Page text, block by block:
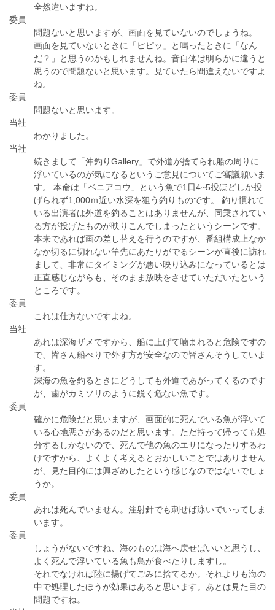
全然違いますね。
委員
問題ないと思いますが、画面を見ていないのでしょうね。
画面を見ていないときに「ピピッ」と鳴ったときに「なん
だ？」と思うのかもしれませんね。音自体は明らかに違うと
思うので問題ないと思います。見ていたら間違えないですよ
ね。
委員
問題ないと思います。
当社
わかりました。
当社
続きまして「沖釣りGallery」で外道が捨てられ船の周りに
浮いているのが気になるというご意見についてご審議願いま
す。 本命は「ベニアコウ」という魚で1日4~5投ほどしか投
げられず1,000ｍ近い水深を狙う釣りものです。 釣り慣れて
いる出演者は外道を釣ることはありませんが、同乗されてい
る方が投げたものが映りこんでしまったというシーンです。
本来であれば画の差し替えを行うのですが、番組構成上なか
なか切るに切れない竿先にあたりがでるシーンが直後に訪れ
まして、非常にタイミングが悪い映り込みになっているとは
正直感じながらも、そのまま放映をさせていただいたという
ところです。
委員
これは仕方ないですよね。
当社
あれは深海ザメですから、船に上げて噛まれると危険ですの
で、皆さん船べりで外す方が安全なので皆さんそうしていま
す。
深海の魚を釣るときにどうしても外道であがってくるのです
が、歯がカミソリのように鋭く危ない魚です。
委員
確かに危険だと思いますが、画面的に死んでいる魚が浮いて
いる心地悪さがあるのだと思います。ただ持って帰っても処
分するしかないので、死んで他の魚のエサになったりするわ
けですから、よくよく考えるとおかしいことではありません
が、見た目的には興ざめしたという感じなのではないでしょ
うか。
委員
あれは死んでいません。注射針でも刺せば泳いでいってしま
います。
委員
しょうがないですね、海のものは海へ戻せばいいと思うし、
よく死んで浮いている魚も鳥が食べたりしますし。
それでなければ陸に揚げてごみに捨てるか。それよりも海の
中で処理したほうが効果はあると思います。あとは見た目の
問題ですね。